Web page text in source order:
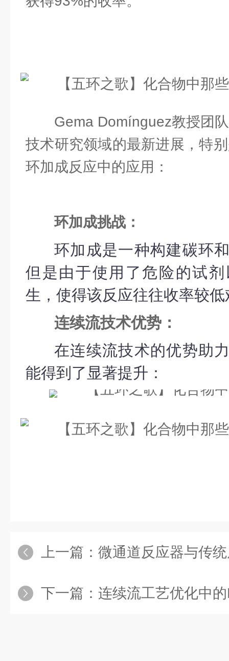
Gema Domínguez教授团
技术研究领域的最新进展，特
环加成反应中的应用：
环加成挑战：
环加成是一种构建碳环
但是由于使用了危险的试
生，使得该反应往往收率较
连续流技术优势：
在连续流技术的优势助
能得到了显著提升：
上一篇： 微通道反应器与传
下一篇： 连续流工艺优化中